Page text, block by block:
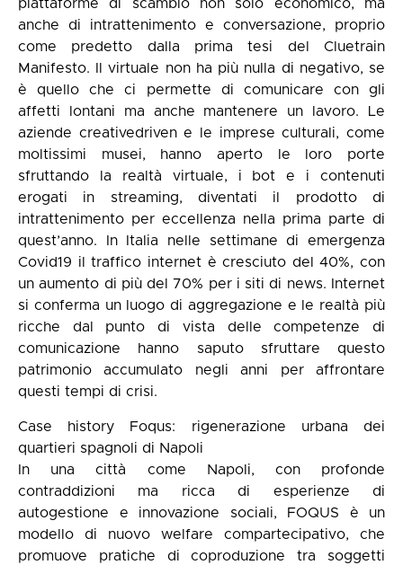
piattaforme di scambio non solo economico, ma
anche di intrattenimento e conversazione, proprio
come predetto dalla prima tesi del Cluetrain
Manifesto. Il virtuale non ha più nulla di negativo, se
è quello che ci permette di comunicare con gli
affetti lontani ma anche mantenere un lavoro. Le
aziende creativedriven e le imprese culturali, come
moltissimi musei, hanno aperto le loro porte
sfruttando la realtà virtuale, i bot e i contenuti
erogati in streaming, diventati il prodotto di
intrattenimento per eccellenza nella prima parte di
quest’anno. In Italia nelle settimane di emergenza
Covid19 il traffico internet è cresciuto del 40%, con
un aumento di più del 70% per i siti di news. Internet
si conferma un luogo di aggregazione e le realtà più
ricche dal punto di vista delle competenze di
comunicazione hanno saputo sfruttare questo
patrimonio accumulato negli anni per affrontare
questi tempi di crisi.
Case history Foqus: rigenerazione urbana dei
quartieri spagnoli di Napoli
In una città come Napoli, con profonde
contraddizioni ma ricca di esperienze di
autogestione e innovazione sociali, FOQUS è un
modello di nuovo welfare compartecipativo, che
promuove pratiche di coproduzione tra soggetti